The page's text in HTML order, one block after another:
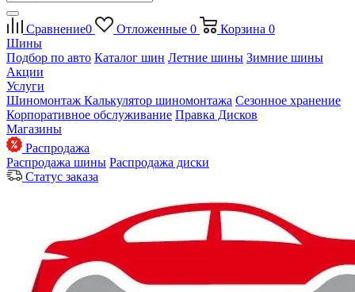
Сравнение0 Отложенные 0 Корзина 0
Шины
Подбор по авто Каталог шин Летние шины Зимние шины
Акции
Услуги
Шиномонтаж Калькулятор шиномонтажа Сезонное хранение
Корпоративное обслуживание Правка Дисков
Магазины
Распродажа
Распродажа шины Распродажа диски
Статус заказа